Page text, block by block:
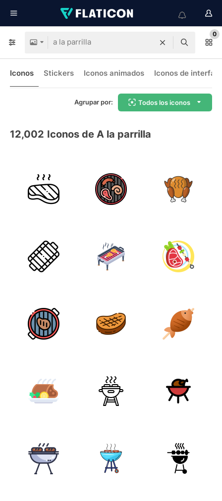
0
Iconos Stickers Iconos animados Iconos de interfaz
Agrupar por: Todos los iconos
12,002 Iconos de A la parrilla